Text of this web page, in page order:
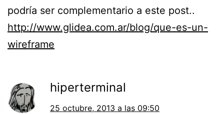
podría ser complementario a este post..
http://www.glidea.com.ar/blog/que-es-un-
wireframe
hiperterminal
25 octubre, 2013 a las 09:50